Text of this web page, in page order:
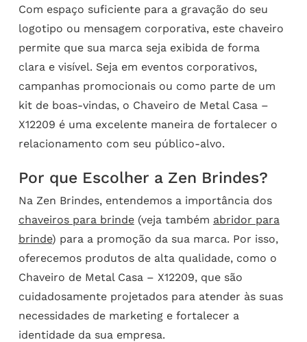
Com espaço suficiente para a gravação do seu
logotipo ou mensagem corporativa, este chaveiro
permite que sua marca seja exibida de forma
clara e visível. Seja em eventos corporativos,
campanhas promocionais ou como parte de um
kit de boas-vindas, o Chaveiro de Metal Casa –
X12209 é uma excelente maneira de fortalecer o
relacionamento com seu público-alvo.
Por que Escolher a Zen Brindes?
Na Zen Brindes, entendemos a importância dos
chaveiros para brinde(veja também abridor para
brinde) para a promoção da sua marca. Por isso,
oferecemos produtos de alta qualidade, como o
Chaveiro de Metal Casa – X12209, que são
cuidadosamente projetados para atender às suas
necessidades de marketing e fortalecer a
identidade da sua empresa.